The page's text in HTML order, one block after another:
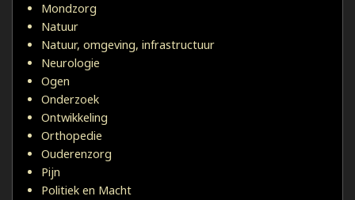
Mondzorg
Natuur
Natuur, omgeving, infrastructuur
Neurologie
Ogen
Onderzoek
Ontwikkeling
Orthopedie
Ouderenzorg
Pijn
Politiek en Macht